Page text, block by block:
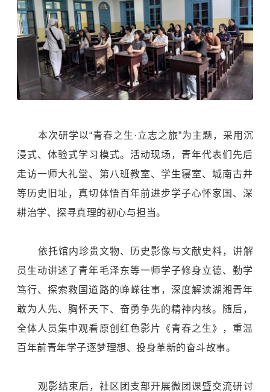
本次研学以“青春之生·立志之旅”为主题，采用沉
浸式、体验式学习模式。活动现场，青年代表们先后
走访一师大礼堂、第八班教室、学生寝室、城南古井
等历史旧址，真切体悟百年前进步学子心怀家国、深
耕治学、探寻真理的初心与担当。
依托馆内珍贵文物、历史影像与文献史料，讲解
员生动讲述了青年毛泽东等一师学子修身立德、勤学
笃行、探索救国道路的峥嵘往事，深度解读湖湘青年
敢为人先、胸怀天下、奋勇争先的精神内核。随后，
全体人员集中观看原创红色影片《青春之生》，重温
百年前青年学子逐梦理想、投身革新的奋斗故事。
观影结束后，社区团支部开展微团课暨交流研讨